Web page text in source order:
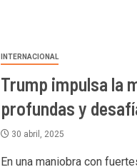
INTERNACIONAL
Trump impulsa la
profundas y
30 abril, 2025
En una maniobra con